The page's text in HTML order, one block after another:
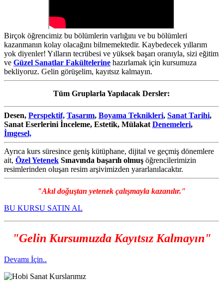
Birçok öğrencimiz bu bölümlerin varlığını ve bu bölümleri
kazanmanın kolay olacağını bilmemektedir. Kaybedecek yıllarım
yok diyenler! Yılların tecrübesi ve yüksek başarı oranıyla, sizi eğitim
ve Güzel Sanatlar Fakültelerine hazırlamak için kursumuza
bekliyoruz. Gelin görüşelim, kayıtsız kalmayın.
Tüm Gruplarla Yapılacak Dersler:
Desen, Perspektif, Tasarım, Boyama Teknikleri, Sanat Tarihi,
Sanat Eserlerini İnceleme, Estetik, Mülakat Denemeleri,
İmgesel,
Ayrıca kurs süresince geniş kütüphane, dijital ve geçmiş dönemlere
ait, Özel Yetenek Sınavında başarılı olmuş öğrencilerimizin
resimlerinden oluşan resim arşivimizden yararlanılacaktır.
"Akıl doğuştan yetenek çalışmayla kazanılır."
BU KURSU SATIN AL
"Gelin Kursumuzda Kayıtsız Kalmayın"
Devamı İçin..